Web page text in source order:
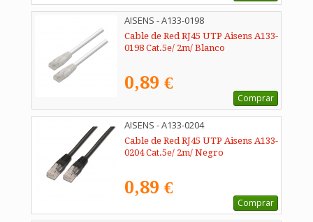
AISENS - A133-0198
Cable de Red RJ45 UTP Aisens A133-
0198 Cat.5e/ 2m/ Blanco
0,89 €
Comprar
AISENS - A133-0204
Cable de Red RJ45 UTP Aisens A133-
0204 Cat.5e/ 2m/ Negro
0,89 €
Comprar